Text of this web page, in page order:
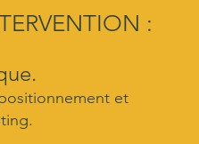
:
et